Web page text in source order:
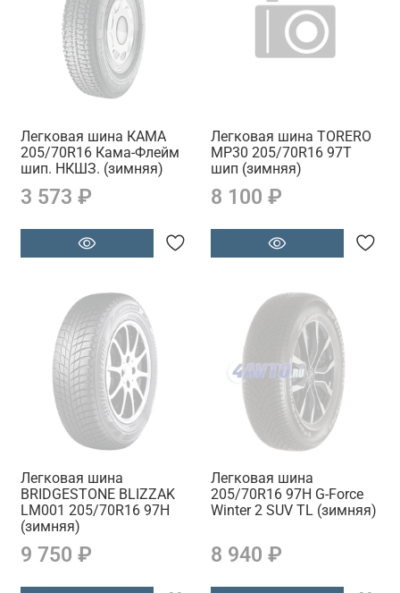
Легковая шина КАМА
205/70R16 Кама-Флейм
шип. НКШЗ. (зимняя)
3 573 ₽
Легковая шина TORERO
MP30 205/70R16 97T
шип (зимняя)
8 100 ₽
Легковая шина
BRIDGESTONE BLIZZAK
LM001 205/70R16 97H
(зимняя)
9 750 ₽
Легковая шина
205/70R16 97H G-Force
Winter 2 SUV TL (зимняя)
8 940 ₽